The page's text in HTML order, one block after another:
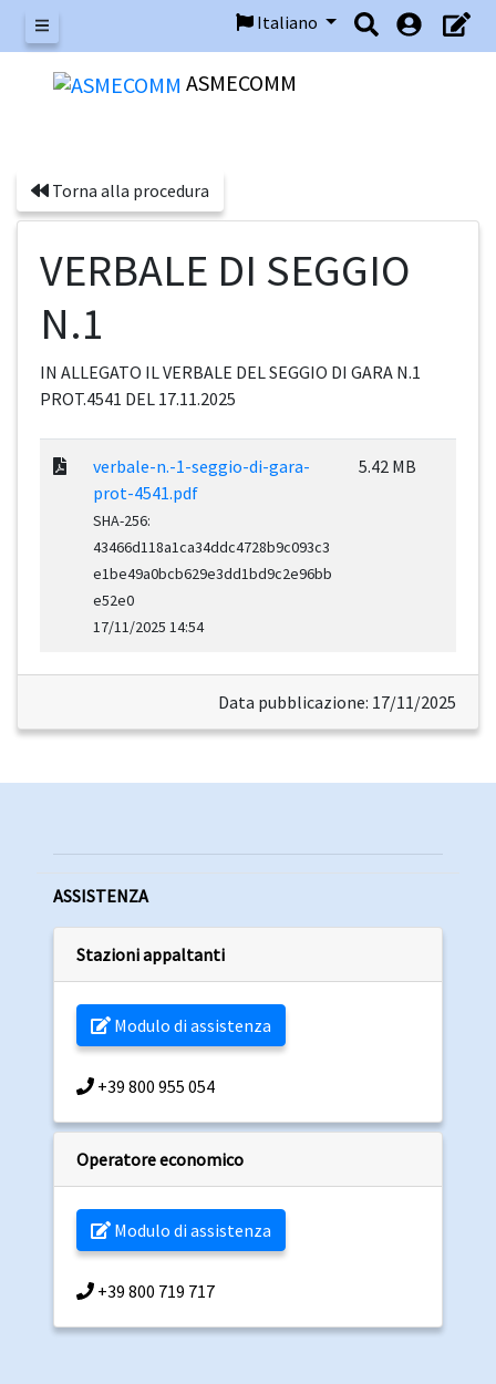
Menu
Italiano
ASMECOMM
Torna alla procedura
VERBALE DI SEGGIO
N.1
IN ALLEGATO IL VERBALE DEL SEGGIO DI GARA N.1
PROT.4541 DEL 17.11.2025
verbale-n.-1-seggio-di-gara-
prot-4541.pdf
SHA-256:
43466d118a1ca34ddc4728b9c093c3
e1be49a0bcb629e3dd1bd9c2e96bb
e52e0
17/11/2025 14:54
5.42 MB
Data pubblicazione: 17/11/2025
ASSISTENZA
Stazioni appaltanti
Modulo di assistenza
+39 800 955 054
Operatore economico
Modulo di assistenza
+39 800 719 717